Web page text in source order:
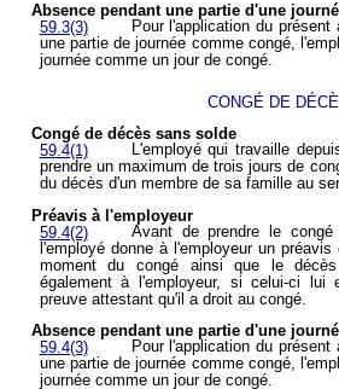
Absence pendant une partie d'une
59.3(3)
Pour l'application du
une partie de journée comme congé,
journée comme un jour de congé.
CONGÉ DE
Congé de décès sans solde
59.4(1)
L'employé qui travaille
prendre un maximum de trois jours de
du décès d'un membre de sa famille au
Préavis à l'employeur
59.4(2)
Avant de prendre le
l'employé donne à l'employeur un
moment du congé ainsi que le
également à l'employeur, si celui-ci lui
preuve attestant qu'il a droit au congé.
Absence pendant une partie d'une
59.4(3)
Pour l'application du
une partie de journée comme congé,
journée comme un jour de congé.